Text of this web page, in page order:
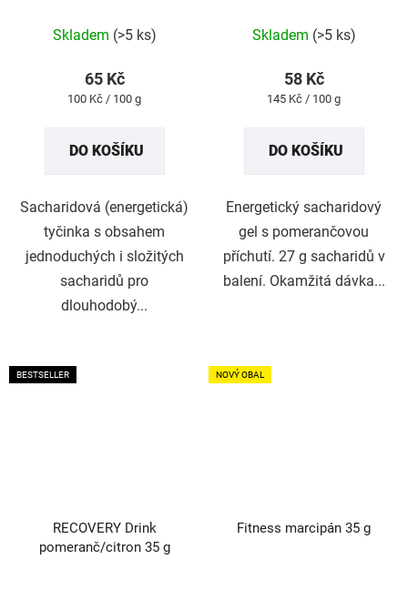
hodnocení
je
Skladem (>5 ks)
65 Kč
Měrná
100 Kč / 100 g
DO KOŠÍKU
Sacharidová (energetická)
tyčinka s obsahem
jednoduchých i složitých
sacharidů pro
dlouhodobý...
hodnocení
je
Skladem (>5 ks)
58 Kč
Měrná
145 Kč / 100 g
DO KOŠÍKU
Energetický sacharidový
gel s pomerančovou
příchutí. 27 g sacharidů v
balení. Okamžitá dávka...
BESTSELLER
RECOVERY Drink
pomeranč/citron 35 g
NOVÝ OBAL
Fitness marcipán 35 g